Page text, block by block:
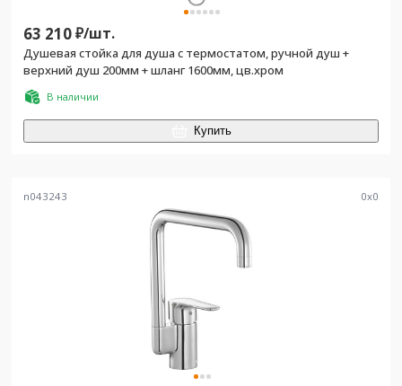
63 210₽/шт.
Душевая стойка для душа с термостатом, ручной душ +
верхний душ 200мм + шланг 1600мм, цв.хром
В наличии
Купить
n043243 0x0